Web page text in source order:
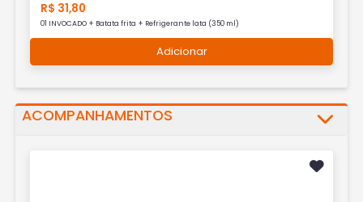
R$ 31,80
01 INVOCADO + Batata frita + Refrigerante lata (350 ml)
Adicionar
ACOMPANHAMENTOS